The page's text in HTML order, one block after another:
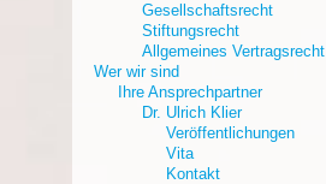
Gesellschaftsrecht
Stiftungsrecht
Allgemeines Vertragsrecht
Wer wir sind
Ihre Ansprechpartner
Dr. Ulrich Klier
Veröffentlichungen
Vita
Kontakt